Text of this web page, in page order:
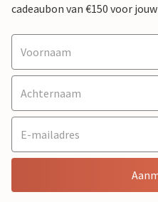
cadeaubon van €150 voor